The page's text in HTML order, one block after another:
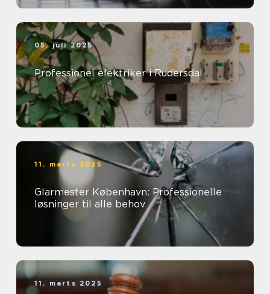
05. juli 2025
Professionel elektriker i Rudersdal
11. marts 2025
Glarmester København: Professionelle
løsninger til alle behov
11. marts 2025